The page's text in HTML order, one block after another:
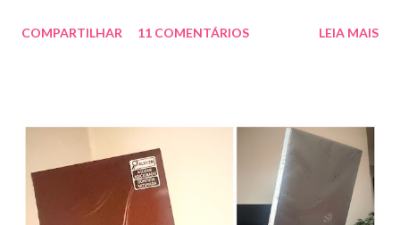
uma consulta com o dermatologista) O Ilosone é um antibiótico
aplico sobre a acne ( geralmente uso a noite). Informação do
produto: ILOSONE TÓPICO SOLUÇÃO (eritromicina) é um
antibiótico de amplo espectro produzido por uma cepa de
Streptomyces erythraeus. É básico e forma rapidamente sais
COMPARTILHAR 11 COMENTÁRIOS LEIA MAIS